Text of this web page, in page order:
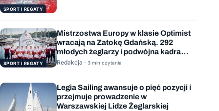
SPORT I REGATY
SPORT I REGATY
Mistrzostwa Europy w klasie Optimist
wracają na Zatokę Gdańską. 292
młodych żeglarzy i podwójna kadra
Polski
Redakcja · 3 min czytania
Legia Sailing awansuje o pięć pozycji i
przejmuje prowadzenie w
Warszawskiej Lidze Żeglarskiej